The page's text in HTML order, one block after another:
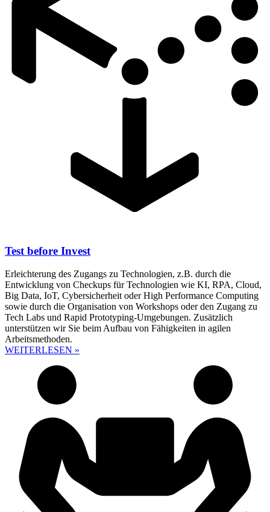
Test before Invest
Erleichterung des Zugangs zu Technologien, z.B. durch die
Entwicklung von Checkups für Technologien wie KI, RPA, Cloud,
Big Data, IoT, Cybersicherheit oder High Performance Computing
sowie durch die Organisation von Workshops oder den Zugang zu
Tech Labs und Rapid Prototyping-Umgebungen. Zusätzlich
unterstützen wir Sie beim Aufbau von Fähigkeiten in agilen
Arbeitsmethoden.
WEITERLESEN »